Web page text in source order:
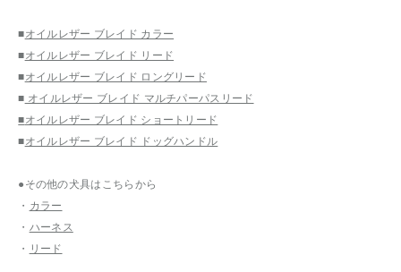
■オイルレザー ブレイド カラー
■オイルレザー ブレイド リード
■オイルレザー ブレイド ロングリード
■ オイルレザー ブレイド マルチパーパスリード
■オイルレザー ブレイド ショートリード
■オイルレザー ブレイド ドッグハンドル
●その他の犬具はこちらから
・ カラー
・ ハーネス
・
リード